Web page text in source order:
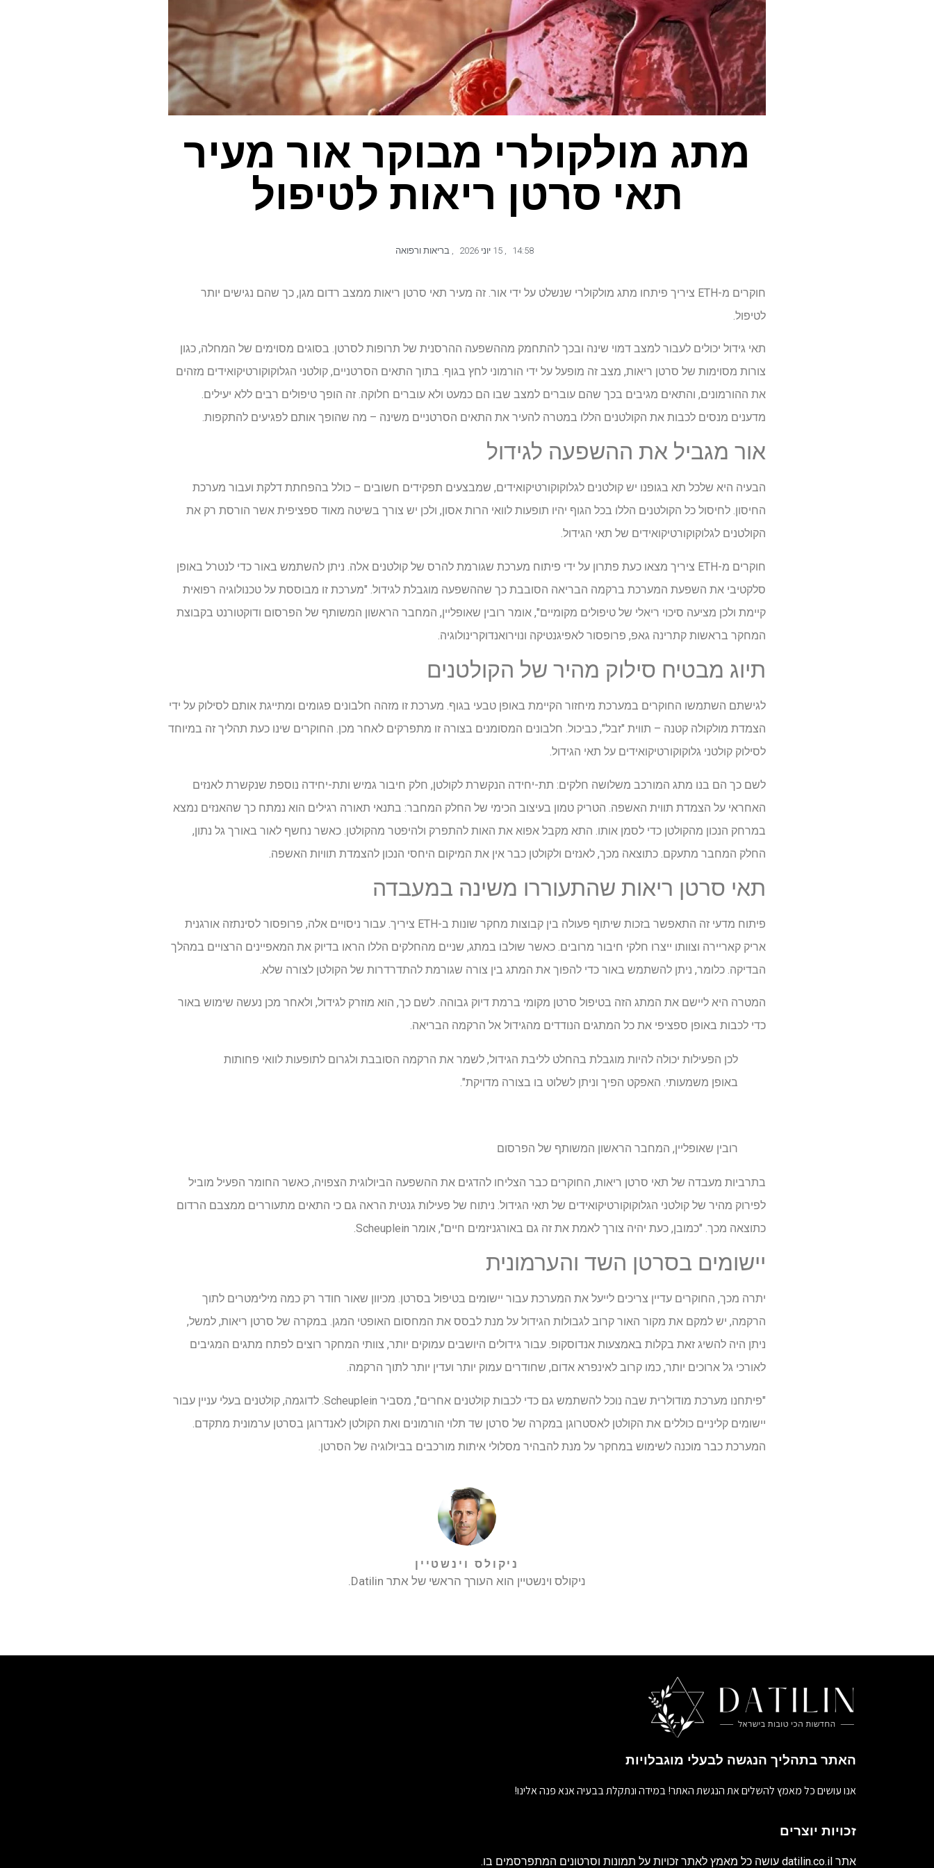
מתג מולקולרי מבוקר אור מעיר
תאי סרטן ריאות לטיפול
14:58
, 15 יוני 2026 , בריאות ורפואה
חוקרים מ-ETH ציריך פיתחו מתג מולקולרי שנשלט על ידי אור. זה מעיר תאי סרטן ריאות ממצב רדום מגן, כך שהם נגישים יותר
לטיפול.
תאי גידול יכולים לעבור למצב דמוי שינה ובכך להתחמק מההשפעה ההרסנית של תרופות לסרטן. בסוגים מסוימים של המחלה, כגון
צורות מסוימות של סרטן ריאות, מצב זה מופעל על ידי הורמוני לחץ בגוף. בתוך התאים הסרטניים, קולטני הגלוקוקורטיקואידים מזהים
את ההורמונים, והתאים מגיבים בכך שהם עוברים למצב שבו הם כמעט ולא עוברים חלוקה. זה הופך טיפולים רבים ללא יעילים.
מדענים מנסים לכבות את הקולטנים הללו במטרה להעיר את התאים הסרטניים משינה – מה שהופך אותם לפגיעים להתקפות.
אור מגביל את ההשפעה לגידול
הבעיה היא שלכל תא בגופנו יש קולטנים לגלוקוקורטיקואידים, שמבצעים תפקידים חשובים – כולל בהפחתת דלקת ועבור מערכת
החיסון. לחיסול כל הקולטנים הללו בכל הגוף יהיו תופעות לוואי הרות אסון, ולכן יש צורך בשיטה מאוד ספציפית אשר הורסת רק את
הקולטנים לגלוקוקורטיקואידים של תאי הגידול.
חוקרים מ-ETH ציריך מצאו כעת פתרון על ידי פיתוח מערכת שגורמת להרס של קולטנים אלה. ניתן להשתמש באור כדי לנטרל באופן
סלקטיבי את השפעת המערכת ברקמה הבריאה הסובבת כך שההשפעה מוגבלת לגידול. "מערכת זו מבוססת על טכנולוגיה רפואית
קיימת ולכן מציעה סיכוי ריאלי של טיפולים מקומיים", אומר רובין שאופליין, המחבר הראשון המשותף של הפרסום ודוקטורנט בקבוצת
המחקר בראשות קתרינה גאפ, פרופסור לאפיגנטיקה ונוירואנדוקרינולוגיה.
תיוג מבטיח סילוק מהיר של הקולטנים
לגישתם השתמשו החוקרים במערכת מיחזור הקיימת באופן טבעי בגוף. מערכת זו מזהה חלבונים פגומים ומתייגת אותם לסילוק על ידי
הצמדת מולקולה קטנה – תווית "זבל", כביכול. חלבונים המסומנים בצורה זו מתפרקים לאחר מכן. החוקרים שינו כעת תהליך זה במיוחד
לסילוק קולטני גלוקוקורטיקואידים על תאי הגידול.
לשם כך הם בנו מתג המורכב משלושה חלקים: תת-יחידה הנקשרת לקולטן, חלק חיבור גמיש ותת-יחידה נוספת שנקשרת לאנזים
האחראי על הצמדת תווית האשפה. הטריק טמון בעיצוב הכימי של החלק המחבר: בתנאי תאורה רגילים הוא נמתח כך שהאנזים נמצא
במרחק הנכון מהקולטן כדי לסמן אותו. התא מקבל אפוא את האות להתפרק ולהיפטר מהקולטן. כאשר נחשף לאור באורך גל נתון,
החלק המחבר מתעקם. כתוצאה מכך, לאנזים ולקולטן כבר אין את המיקום היחסי הנכון להצמדת תוויות האשפה.
תאי סרטן ריאות שהתעוררו משינה במעבדה
פיתוח מדעי זה התאפשר בזכות שיתוף פעולה בין קבוצות מחקר שונות ב-ETH ציריך. עבור ניסויים אלה, פרופסור לסינתזה אורגנית
אריק קאריירה וצוותו ייצרו חלקי חיבור מרובים. כאשר שולבו במתג, שניים מהחלקים הללו הראו בדיוק את המאפיינים הרצויים במהלך
הבדיקה. כלומר, ניתן להשתמש באור כדי להפוך את המתג בין צורה שגורמת להתדרדרות של הקולטן לצורה שלא.
המטרה היא ליישם את המתג הזה בטיפול סרטן מקומי ברמת דיוק גבוהה. לשם כך, הוא מוזרק לגידול, ולאחר מכן נעשה שימוש באור
כדי לכבות באופן ספציפי את כל המתגים הנודדים מהגידול אל הרקמה הבריאה.
לכן הפעילות יכולה להיות מוגבלת בהחלט לליבת הגידול, לשמר את הרקמה הסובבת ולגרום לתופעות לוואי פחותות
באופן משמעותי. האפקט הפיך וניתן לשלוט בו בצורה מדויקת".
רובין שאופליין, המחבר הראשון המשותף של הפרסום
בתרביות מעבדה של תאי סרטן ריאות, החוקרים כבר הצליחו להדגים את ההשפעה הביולוגית הצפויה, כאשר החומר הפעיל מוביל
לפירוק מהיר של קולטני הגלוקוקורטיקואידים של תאי הגידול. ניתוח של פעילות גנטית הראה גם כי התאים מתעוררים ממצבם הרדום
כתוצאה מכך. "כמובן, כעת יהיה צורך לאמת את זה גם באורגניזמים חיים", אומר Scheuplein.
יישומים בסרטן השד והערמונית
יתרה מכך, החוקרים עדיין צריכים לייעל את המערכת עבור יישומים בטיפול בסרטן. מכיוון שאור חודר רק כמה מילימטרים לתוך
הרקמה, יש למקם את מקור האור קרוב לגבולות הגידול על מנת לבסס את המחסום האופטי המגן. במקרה של סרטן ריאות, למשל,
ניתן היה להשיג זאת בקלות באמצעות אנדוסקופ. עבור גידולים היושבים עמוקים יותר, צוותי המחקר רוצים לפתח מתגים המגיבים
לאורכי גל ארוכים יותר, כמו קרוב לאינפרא אדום, שחודרים עמוק יותר ועדין יותר לתוך הרקמה.
"פיתחנו מערכת מודולרית שבה נוכל להשתמש גם כדי לכבות קולטנים אחרים", מסביר Scheuplein. לדוגמה, קולטנים בעלי עניין עבור
יישומים קליניים כוללים את הקולטן לאסטרוגן במקרה של סרטן שד תלוי הורמונים ואת הקולטן לאנדרוגן בסרטן ערמונית מתקדם.
המערכת כבר מוכנה לשימוש במחקר על מנת להבהיר מסלולי איתות מורכבים בביולוגיה של הסרטן.
ניקולס וינשטיין
ניקולס וינשטיין הוא העורך הראשי של אתר Datilin.
האתר בתהליך הנגשה לבעלי מוגבלויות
אנו עושים כל מאמץ להשלים את הנגשת האתר! במידה ונתקלת בבעיה אנא פנה אלינו!
זכויות יוצרים
אתר datilin.co.il עושה כל מאמץ לאתר זכויות על תמונות וסרטונים המתפרסמים בו.